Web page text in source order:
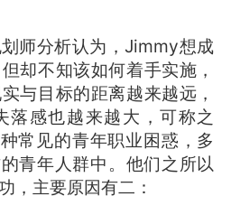
分析认为，Jimmy想成
却不知该如何着手实施，
与目标的距离越来越远，
落感也越来越大，可称之
常见的青年职业困惑，多
青年人群中。他们之所以
，主要原因有二：